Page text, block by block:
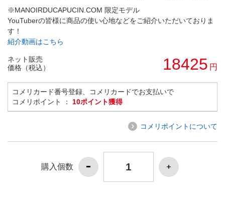
※MANOIRDUCAPUCIN.COM 限定モデル
YouTuberの皆様に商品の使い心地などをご紹介いただいておりま
す！
紹介動画はこちら
ネット販売
価格（税込）
18425 円
コメリカード番号登録、コメリカードでお支払いで
コメリポイント ： 10ポイント獲得
コメリポイントについて
購入個数